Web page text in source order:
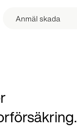
Anmäl skada